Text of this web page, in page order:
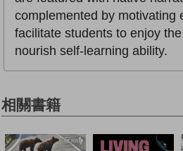
complemented by motivating
facilitate students to enjoy
nourish self-learning ability.
相關書籍